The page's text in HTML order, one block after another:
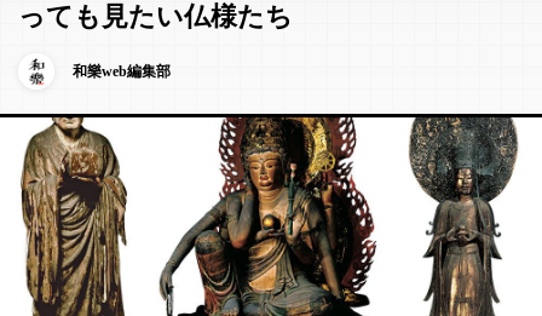
っても見たい仏様たち
和樂web編集部